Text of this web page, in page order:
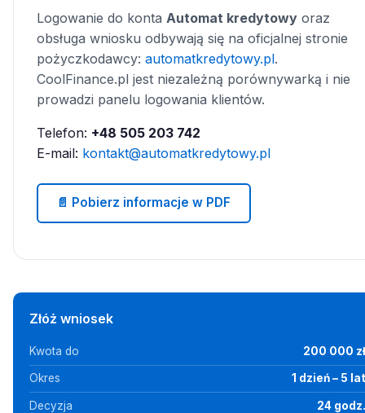
Logowanie do konta Automat kredytowy oraz
obsługa wniosku odbywają się na oficjalnej stronie
pożyczkodawcy: automatkredytowy.pl.
CoolFinance.pl jest niezależną porównywarką i nie
prowadzi panelu logowania klientów.
Telefon: +48 505 203 742
E-mail: kontakt@automatkredytowy.pl
📄 Pobierz informacje w PDF
Złóż wniosek
Kwota do 200 000 zł
Okres 1 dzień – 5 lat
Decyzja 24 godz.